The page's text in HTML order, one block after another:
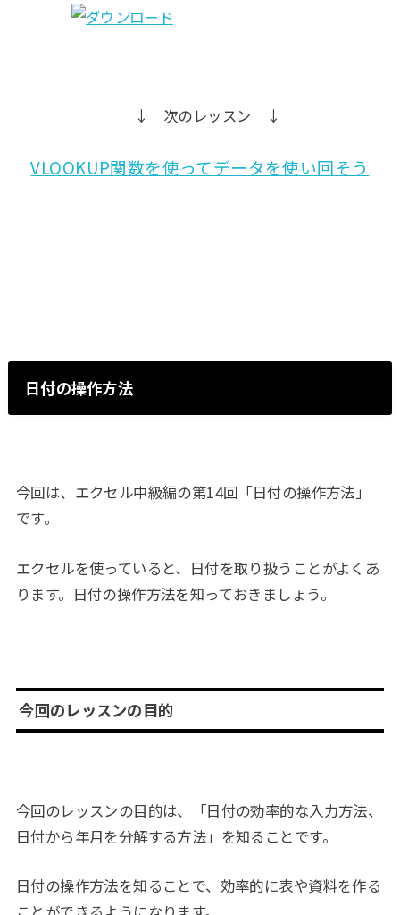
↓ 次のレッスン ↓
VLOOKUP関数を使ってデータを使い回そう
日付の操作方法
今回は、エクセル中級編の第14回「日付の操作方法」
です。
エクセルを使っていると、日付を取り扱うことがよくあ
ります。日付の操作方法を知っておきましょう。
今回のレッスンの目的
今回のレッスンの目的は、「日付の効率的な入力方法、
日付から年月を分解する方法」を知ることです。
日付の操作方法を知ることで、効率的に表や資料を作る